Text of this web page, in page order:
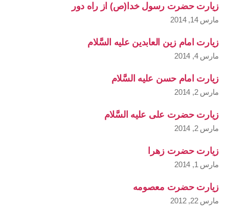
زیارت حضرت رسول خدا(ص) از راه دور
مارس 14, 2014
زیارت امام زین العابدین علیه السَّلام
مارس 4, 2014
زیارت امام حسن علیه السَّلام
مارس 2, 2014
زیارت حضرت علی علیه السَّلام
مارس 2, 2014
زیارت حضرت زهرا
مارس 1, 2014
زیارت حضرت معصومه
مارس 22, 2012